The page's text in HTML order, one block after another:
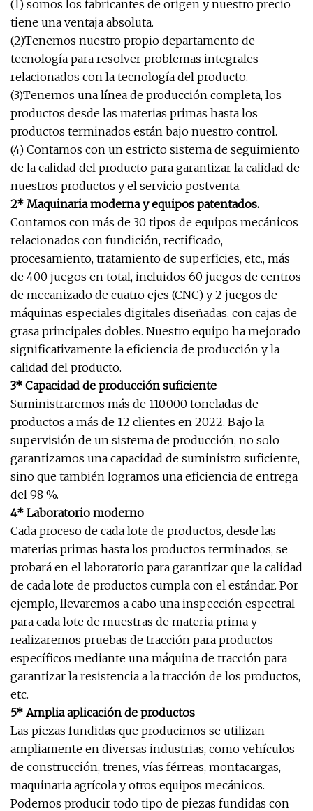
(1) somos los fabricantes de origen y nuestro precio
tiene una ventaja absoluta.
(2)Tenemos nuestro propio departamento de
tecnología para resolver problemas integrales
relacionados con la tecnología del producto.
(3)Tenemos una línea de producción completa, los
productos desde las materias primas hasta los
productos terminados están bajo nuestro control.
(4) Contamos con un estricto sistema de seguimiento
de la calidad del producto para garantizar la calidad de
nuestros productos y el servicio postventa.
2* Maquinaria moderna y equipos patentados.
Contamos con más de 30 tipos de equipos mecánicos
relacionados con fundición, rectificado,
procesamiento, tratamiento de superficies, etc., más
de 400 juegos en total, incluidos 60 juegos de centros
de mecanizado de cuatro ejes (CNC) y 2 juegos de
máquinas especiales digitales diseñadas. con cajas de
grasa principales dobles. Nuestro equipo ha mejorado
significativamente la eficiencia de producción y la
calidad del producto.
3* Capacidad de producción suficiente
Suministraremos más de 110.000 toneladas de
productos a más de 12 clientes en 2022. Bajo la
supervisión de un sistema de producción, no solo
garantizamos una capacidad de suministro suficiente,
sino que también logramos una eficiencia de entrega
del 98 %.
4* Laboratorio moderno
Cada proceso de cada lote de productos, desde las
materias primas hasta los productos terminados, se
probará en el laboratorio para garantizar que la calidad
de cada lote de productos cumpla con el estándar. Por
ejemplo, llevaremos a cabo una inspección espectral
para cada lote de muestras de materia prima y
realizaremos pruebas de tracción para productos
específicos mediante una máquina de tracción para
garantizar la resistencia a la tracción de los productos,
etc.
5* Amplia aplicación de productos
Las piezas fundidas que producimos se utilizan
ampliamente en diversas industrias, como vehículos
de construcción, trenes, vías férreas, montacargas,
maquinaria agrícola y otros equipos mecánicos.
Podemos producir todo tipo de piezas fundidas con